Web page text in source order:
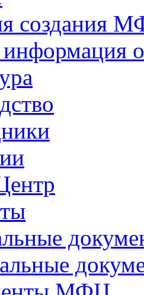
создания